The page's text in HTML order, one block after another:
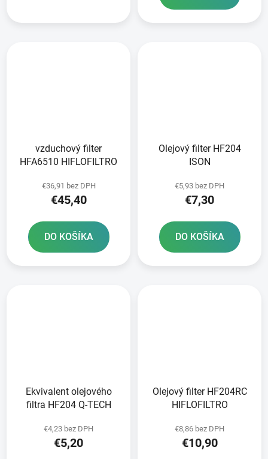
vzduchový filter
HFA6510 HIFLOFILTRO
€36,91 bez DPH
€45,40
DO KOŠÍKA
Olejový filter HF204
ISON
€5,93 bez DPH
€7,30
DO KOŠÍKA
Ekvivalent olejového
filtra HF204 Q-TECH
€4,23 bez DPH
€5,20
Olejový filter HF204RC
HIFLOFILTRO
€8,86 bez DPH
€10,90